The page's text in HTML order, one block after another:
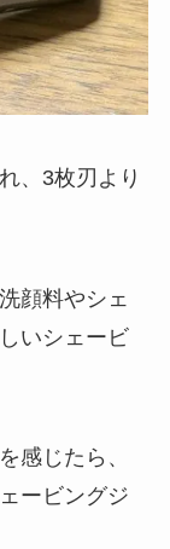
、3枚刃より
顔料やシェ
いシェービ
感じたら、
ービングジ